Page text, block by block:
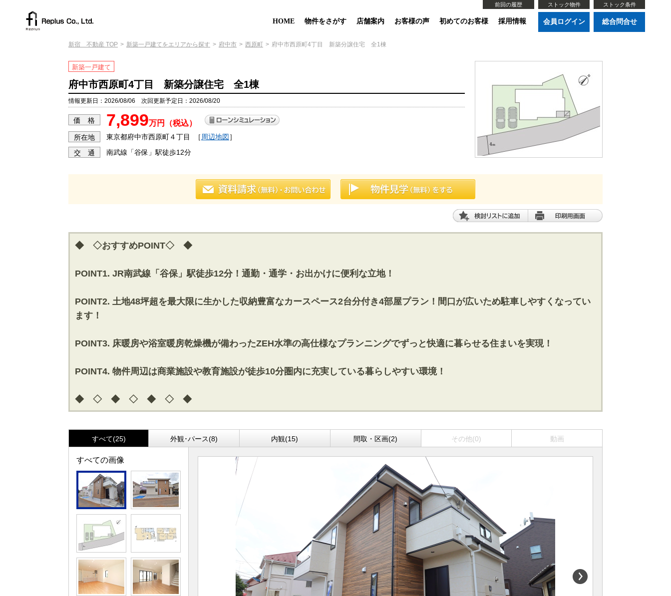
前回の履歴 ストック物件 ストック条件
会員ログイン 総合問合せ
HOME 物件をさがす 店舗案内 お客様の声 初めてのお客様 採用情報
新宿 不動産 TOP 新築一戸建てをエリアから探す 府中市 西原町 府中市西原町4丁目 新築分譲住宅 全1棟
新築一戸建て
府中市西原町4丁目 新築分譲住宅 全1棟
情報更新日：2026/08/06 次回更新予定日：2026/08/20
価 格 7,899万円（税込）
所在地 東京都府中市西原町４丁目 ［ 周辺地図］
交 通 南武線「谷保」駅徒歩12分
◆ ◇おすすめPOINT◇ ◆
POINT1. JR南武線「谷保」駅徒歩12分！通勤・通学・お出かけに便利な立地！
POINT2. 土地48坪超を最大限に生かした収納豊富なカースペース2台分付き4部屋プラン！間口が広いため駐車しやすくなってい
ます！
POINT3. 床暖房や浴室暖房乾燥機が備わったZEH水準の高仕様なプランニングでずっと快適に暮らせる住まいを実現！
POINT4. 物件周辺は商業施設や教育施設が徒歩10分圏内に充実している暮らしやすい環境！
◆ ◇ ◆ ◇ ◆ ◇ ◆
すべて(25) 外観･パース(8) 内観(15) 間取・区画(2) その他(0) 動画
すべての画像